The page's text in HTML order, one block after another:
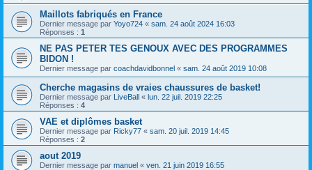
Maillots fabriqués en France
Dernier message par Yoyo724 « sam. 24 août 2024 16:03
Réponses : 1
NE PAS PETER TES GENOUX AVEC DES PROGRAMMES
BIDON !
Dernier message par coachdavidbonnel « sam. 24 août 2019 10:08
Cherche magasins de vraies chaussures de basket!
Dernier message par LiveBall « lun. 22 juil. 2019 22:25
Réponses : 4
VAE et diplômes basket
Dernier message par Ricky77 « sam. 20 juil. 2019 14:45
Réponses : 2
aout 2019
Dernier message par manuel « ven. 21 juin 2019 16:55